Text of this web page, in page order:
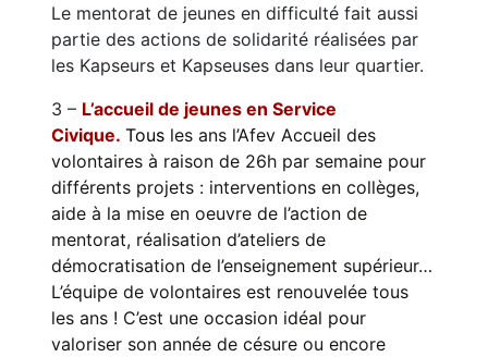
Le mentorat de jeunes en difficulté fait aussi
partie des actions de solidarité réalisées par
les Kapseurs et Kapseuses dans leur quartier.
3 – L’accueil de jeunes en Service
Civique. Tous les ans l’Afev Accueil des
volontaires à raison de 26h par semaine pour
différents projets : interventions en collèges,
aide à la mise en oeuvre de l’action de
mentorat, réalisation d’ateliers de
démocratisation de l’enseignement supérieur…
L’équipe de volontaires est renouvelée tous
les ans ! C’est une occasion idéal pour
valoriser son année de césure ou encore